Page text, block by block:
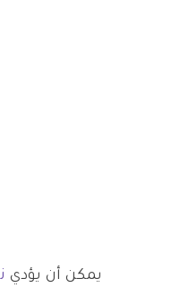
يمكن أن يؤدي